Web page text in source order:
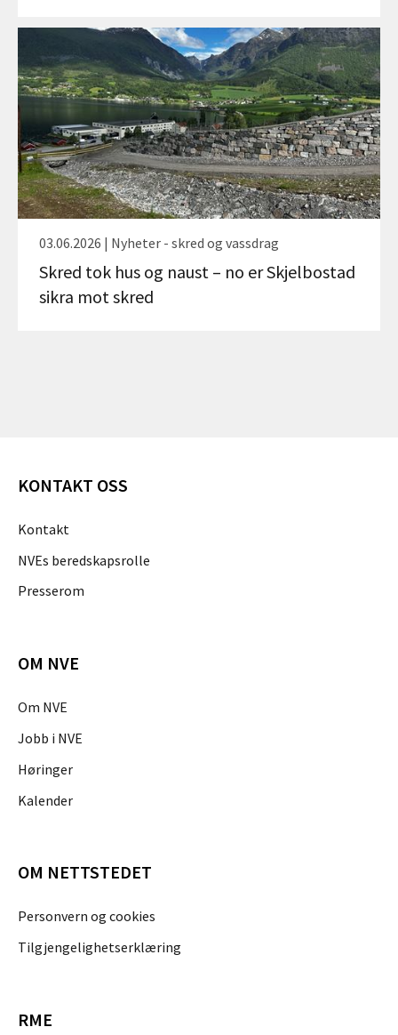
03.06.2026 | Nyheter - skred og vassdrag
Skred tok hus og naust – no er Skjelbostad
sikra mot skred
KONTAKT OSS
Kontakt
NVEs beredskapsrolle
Presserom
OM NVE
Om NVE
Jobb i NVE
Høringer
Kalender
OM NETTSTEDET
Personvern og cookies
Tilgjengelighetserklæring
RME